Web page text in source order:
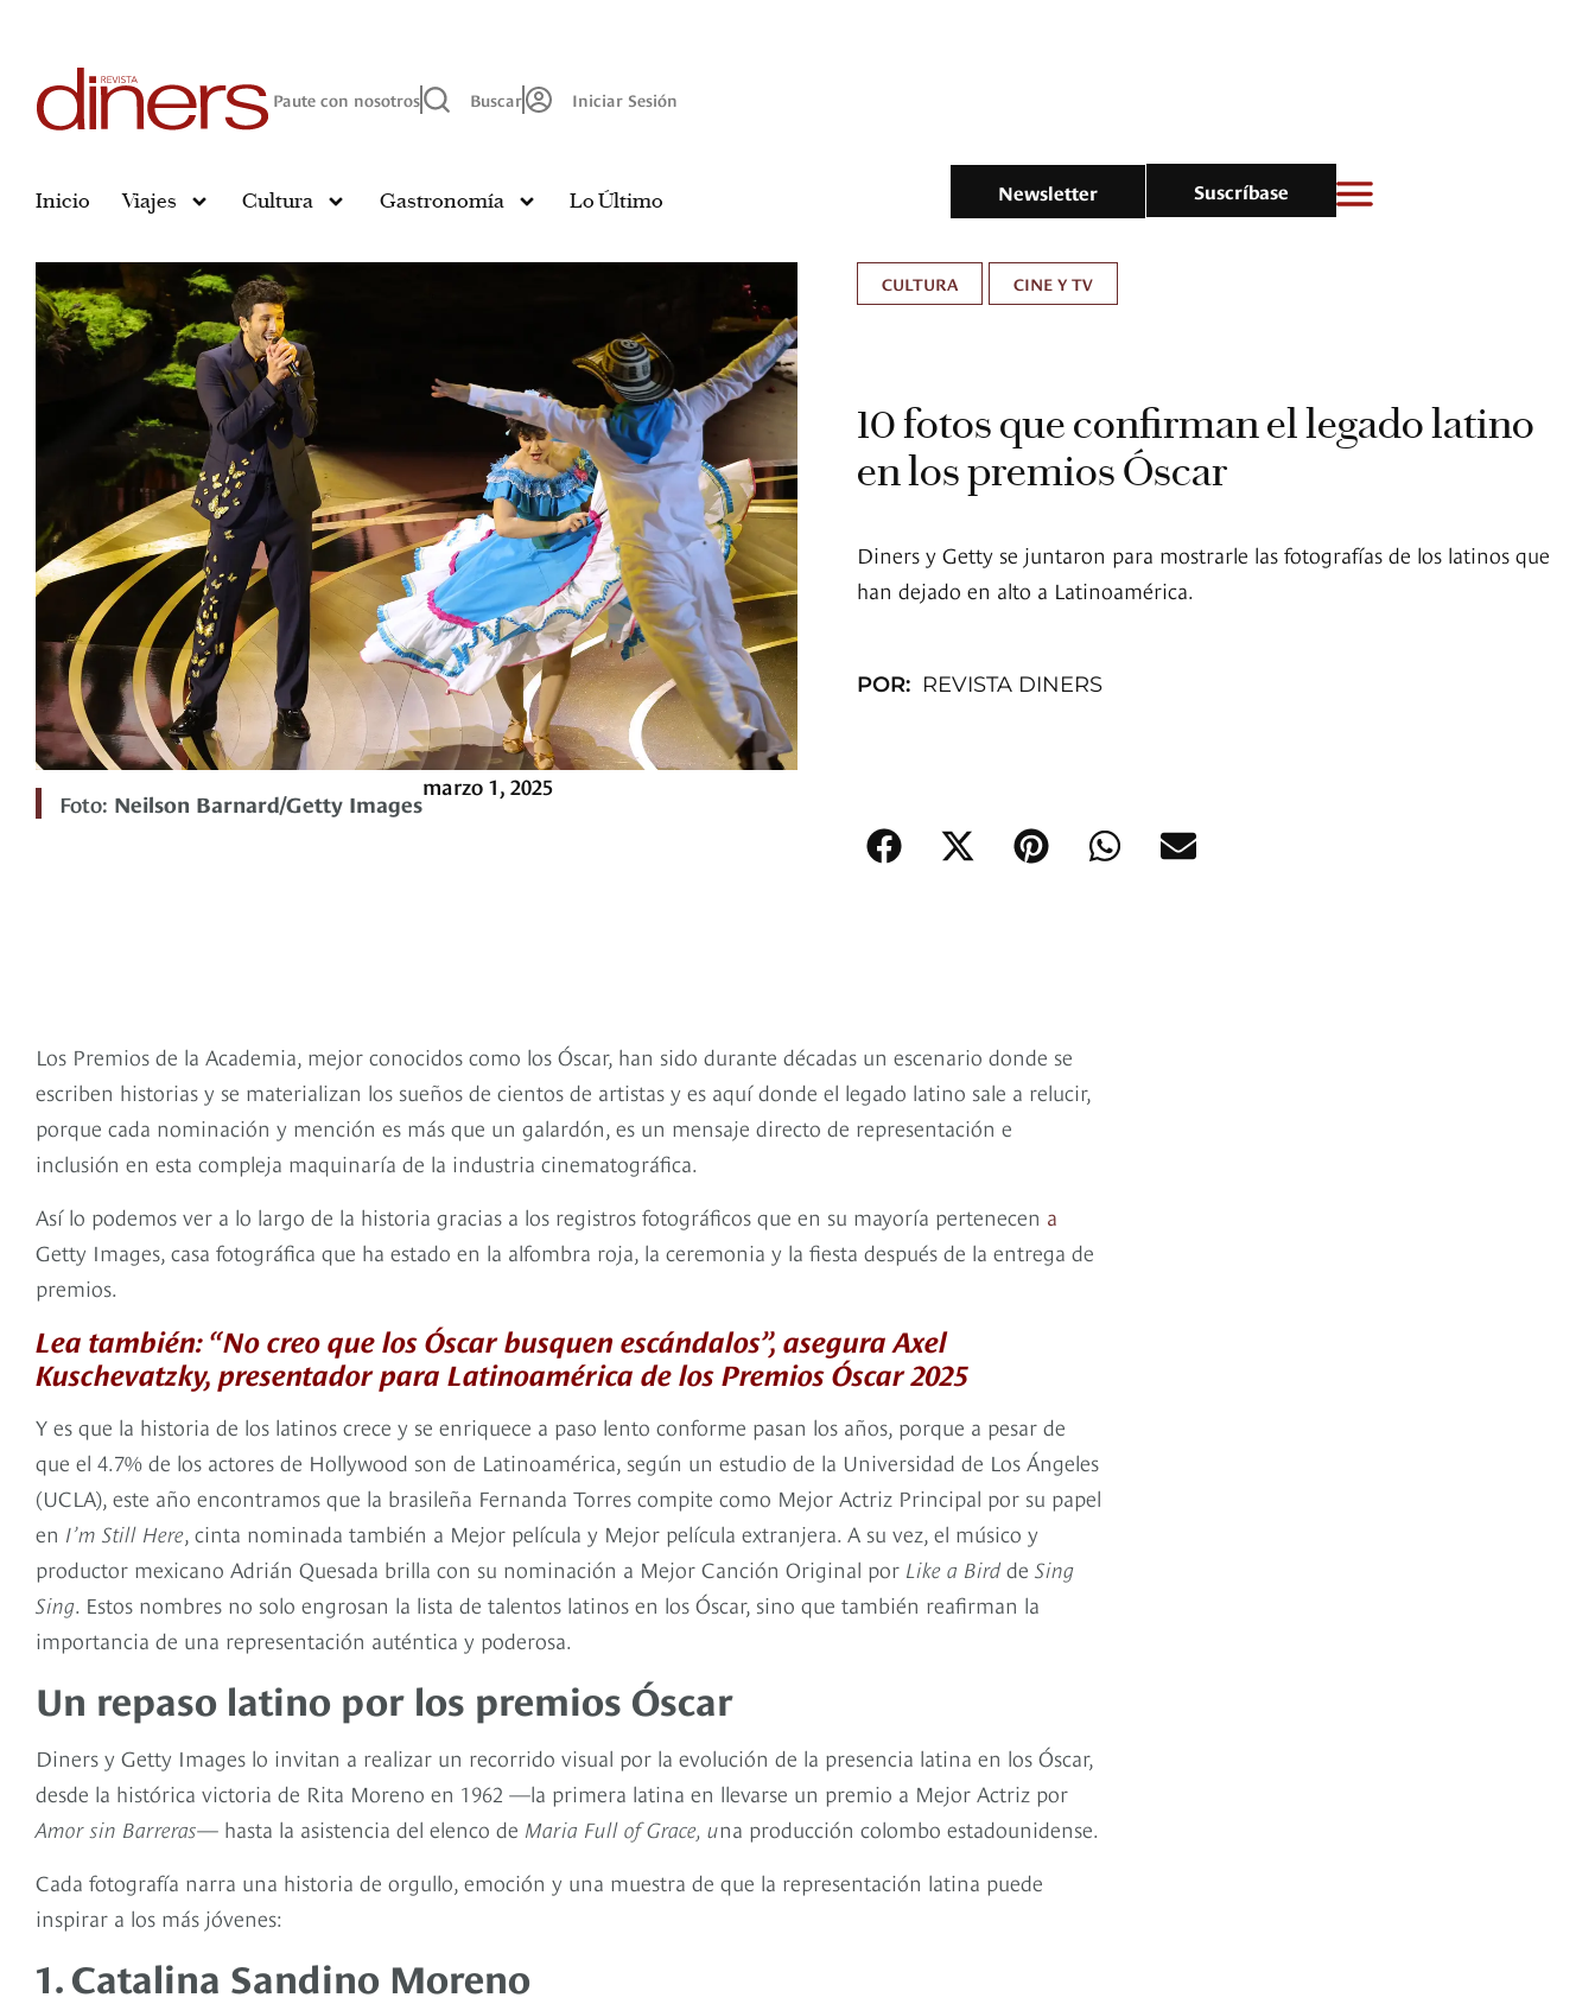
Paute con nosotros Buscar Iniciar Sesión
Inicio Viajes Cultura Gastronomía Lo Último Newsletter Suscríbase
Foto: Neilson Barnard/Getty Images
marzo 1, 2025
CULTURA CINE Y TV
10 fotos que confirman el legado latino
en los premios Óscar
Diners y Getty se juntaron para mostrarle las fotografías de los latinos que
han dejado en alto a Latinoamérica.
POR: REVISTA DINERS
Los Premios de la Academia, mejor conocidos como los Óscar, han sido durante décadas un escenario donde se
escriben historias y se materializan los sueños de cientos de artistas y es aquí donde el legado latino sale a relucir,
porque cada nominación y mención es más que un galardón, es un mensaje directo de representación e
inclusión en esta compleja maquinaría de la industria cinematográfica.
Así lo podemos ver a lo largo de la historia gracias a los registros fotográficos que en su mayoría pertenecen a
Getty Images, casa fotográfica que ha estado en la alfombra roja, la ceremonia y la fiesta después de la entrega de
premios.
Lea también: “No creo que los Óscar busquen escándalos”, asegura Axel
Kuschevatzky, presentador para Latinoamérica de los Premios Óscar 2025
Y es que la historia de los latinos crece y se enriquece a paso lento conforme pasan los años, porque a pesar de
que el 4.7% de los actores de Hollywood son de Latinoamérica, según un estudio de la Universidad de Los Ángeles
(UCLA), este año encontramos que la brasileña Fernanda Torres compite como Mejor Actriz Principal por su papel
en I’m Still Here, cinta nominada también a Mejor película y Mejor película extranjera. A su vez, el músico y
productor mexicano Adrián Quesada brilla con su nominación a Mejor Canción Original por Like a Bird de Sing
Sing. Estos nombres no solo engrosan la lista de talentos latinos en los Óscar, sino que también reafirman la
importancia de una representación auténtica y poderosa.
Un repaso latino por los premios Óscar
Diners y Getty Images lo invitan a realizar un recorrido visual por la evolución de la presencia latina en los Óscar,
desde la histórica victoria de Rita Moreno en 1962 —la primera latina en llevarse un premio a Mejor Actriz por
Amor sin Barreras— hasta la asistencia del elenco de Maria Full of Grace, una producción colombo estadounidense.
Cada fotografía narra una historia de orgullo, emoción y una muestra de que la representación latina puede
inspirar a los más jóvenes:
1. Catalina Sandino Moreno